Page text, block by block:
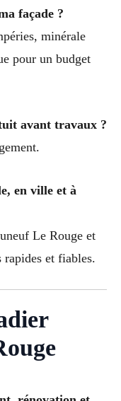
façade ?
minérale
pour un budget
avant travaux ?
en ville et à
Le Rouge et
rapides et fiables.